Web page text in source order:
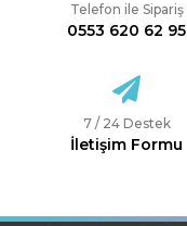
Telefon ile Sipariş
0553 620 62 95
7 / 24 Destek
İletişim Formu